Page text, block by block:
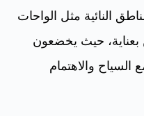
النائية مثل الواحات
بعناية، حيث يخضعون
السياح والاهتمام